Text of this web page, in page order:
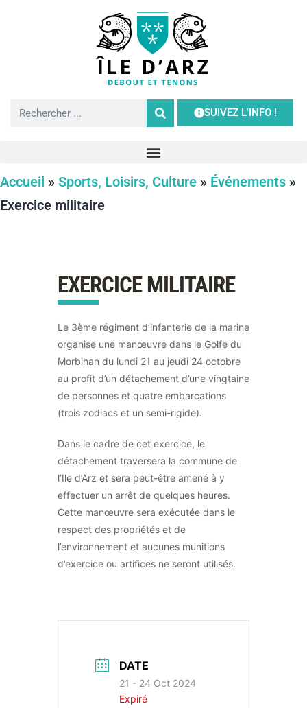
SUIVEZ L'INFO !
Accueil » Sports, Loisirs, Culture » Événements »
Exercice militaire
EXERCICE MILITAIRE
Le 3ème régiment d’infanterie de la marine
organise une manœuvre dans le Golfe du
Morbihan du lundi 21 au jeudi 24 octobre
au profit d’un détachement d’une vingtaine
de personnes et quatre embarcations
(trois zodiacs et un semi-rigide).
Dans le cadre de cet exercice, le
détachement traversera la commune de
l’Ile d’Arz et sera peut-être amené à y
effectuer un arrêt de quelques heures.
Cette manœuvre sera exécutée dans le
respect des propriétés et de
l’environnement et aucunes munitions
d’exercice ou artifices ne seront utilisés.
DATE
21 - 24 Oct 2024
Expiré